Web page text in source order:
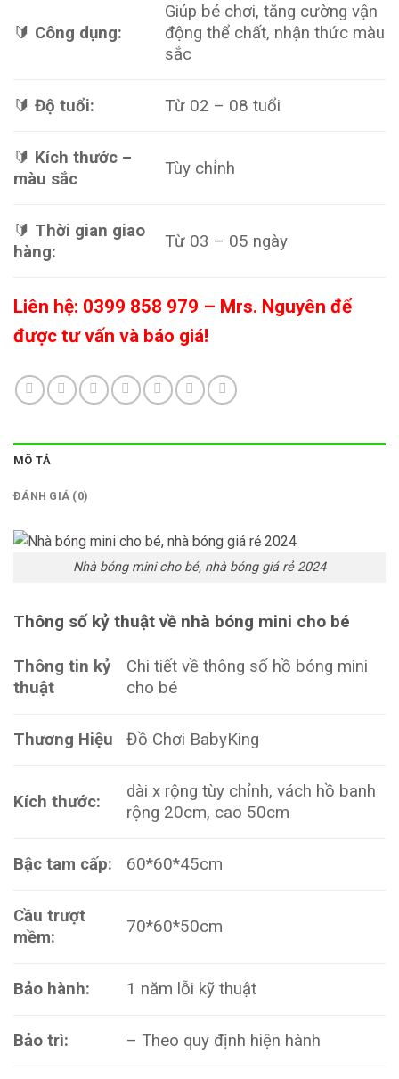
🔰 Công dụng:
Giúp bé chơi, tăng cường vận
động thể chất, nhận thức màu
sắc
🔰 Độ tuổi: Từ 02 – 08 tuổi
🔰 Kích thước –
màu sắc
Tùy chỉnh
🔰 Thời gian giao
hàng:
Từ 03 – 05 ngày
Liên hệ: 0399 858 979 – Mrs. Nguyên để
được tư vấn và báo giá!
MÔ TẢ
ĐÁNH GIÁ (0)
Nhà bóng mini cho bé, nhà bóng giá rẻ 2024
Thông số kỷ thuật về nhà bóng mini cho bé
Thông tin kỷ
thuật
Chi tiết về thông số hồ bóng mini
cho bé
Thương Hiệu Đồ Chơi BabyKing
Kích thước:
dài x rộng tùy chỉnh, vách hồ banh
rộng 20cm, cao 50cm
Bậc tam cấp: 60*60*45cm
Cầu trượt
mềm:
70*60*50cm
Bảo hành: 1 năm lỗi kỹ thuật
Bảo trì: – Theo quy định hiện hành